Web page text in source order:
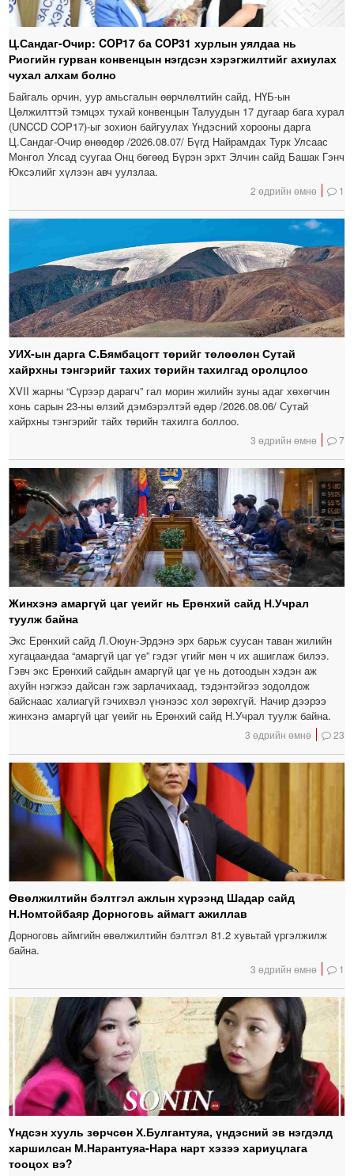
Ц.Сандаг-Очир: COP17 ба COP31 хурлын уялдаа нь
Риогийн гурван конвенцын нэгдсэн хэрэгжилтийг ахиулах
чухал алхам болно
Байгаль орчин, уур амьсгалын өөрчлөлтийн сайд, НҮБ-ын
Цөлжилттэй тэмцэх тухай конвенцын Талуудын 17 дугаар бага хурал
(UNCCD COP17)-ыг зохион байгуулах Үндэсний хорооны дарга
Ц.Сандаг-Очир өнөөдөр /2026.08.07/ Бүгд Найрамдах Турк Улсаас
Монгол Улсад суугаа Онц бөгөөд Бүрэн эрхт Элчин сайд Башак Гэнч
Юксэлийг хүлээн авч уулзлаа.
2 өдрийн өмнө 1
УИХ-ын дарга С.Бямбацогт төрийг төлөөлөн Сутай
хайрхны тэнгэрийг тахих төрийн тахилгад оролцлоо
XVII жарны “Сүрээр дарагч” гал морин жилийн зуны адаг хөхөгчин
хонь сарын 23-ны өлзий дэмбэрэлтэй өдөр /2026.08.06/ Сутай
хайрхны тэнгэрийг тайх төрийн тахилга боллоо.
3 өдрийн өмнө 7
Жинхэнэ амаргүй цаг үеийг нь Ерөнхий сайд Н.Учрал
туулж байна
Экс Ерөнхий сайд Л.Оюун-Эрдэнэ эрх барьж суусан таван жилийн
хугацаандаа “амаргүй цаг үе” гэдэг үгийг мөн ч их ашиглаж билээ.
Гэвч экс Ерөнхий сайдын амаргүй цаг үе нь дотоодын хэдэн аж
ахуйн нэгжээ дайсан гэж зарлачихаад, тэдэнтэйгээ зодолдож
байснаас халиагүй гэчихвэл үнэнээс хол зөрөхгүй. Начир дээрээ
жинхэнэ амаргүй цаг үеийг нь Ерөнхий сайд Н.Учрал туулж байна.
3 өдрийн өмнө 23
Өвөлжилтийн бэлтгэл ажлын хүрээнд Шадар сайд
Н.Номтойбаяр Дорноговь аймагт ажиллав
Дорноговь аймгийн өвөлжилтийн бэлтгэл 81.2 хувьтай үргэлжилж
байна.
3 өдрийн өмнө 1
Үндсэн хууль зөрчсөн Х.Булгантуяа, үндэсний эв нэгдэлд
харшилсан М.Нарантуяа-Нара нарт хэзээ хариуцлага
тооцох вэ?